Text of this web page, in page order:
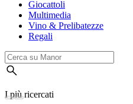
Giocattoli
Multimedia
Vino & Prelibatezze
Regali
I più ricercati